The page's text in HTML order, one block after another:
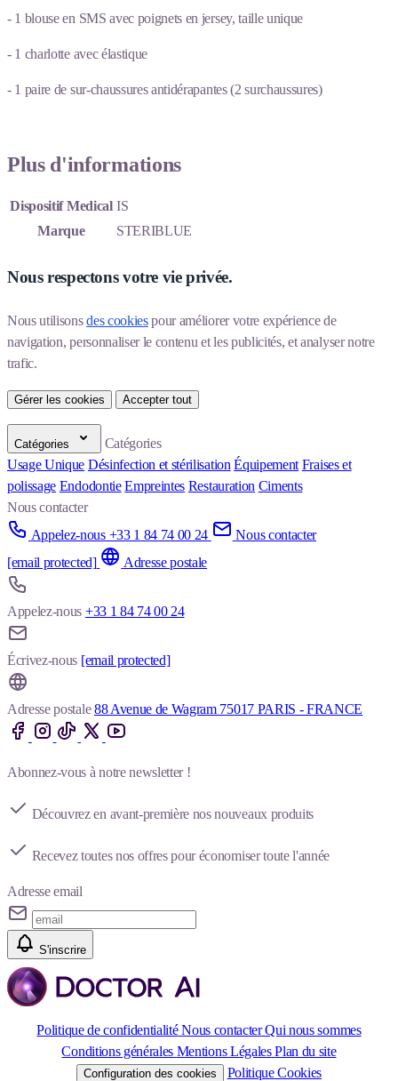
- 1 blouse en SMS avec poignets en jersey, taille unique
- 1 charlotte avec élastique
- 1 paire de sur-chaussures antidérapantes (2 surchaussures)
Plus d'informations
Dispositif Medical IS
Marque
STERIBLUE
Nous respectons votre vie privée.
Nous utilisons des cookies pour améliorer votre expérience de
navigation, personnaliser le contenu et les publicités, et analyser notre
trafic.
Gérer les cookies Accepter tout
Catégories
Catégories
Usage Unique Désinfection et stérilisation Équipement Fraises et
polissage Endodontie Empreintes Restauration Ciments
Nous contacter
Appelez-nous +33 1 84 74 00 24
Nous contacter
[email protected]
Adresse postale
Appelez-nous +33 1 84 74 00 24
Écrivez-nous [email protected]
Adresse postale 88 Avenue de Wagram 75017 PARIS - FRANCE
Abonnez-vous à notre newsletter !
Découvrez en avant-première nos nouveaux produits
Recevez toutes nos offres pour économiser toute l'année
Adresse email
S'inscrire
Politique de confidentialité Nous contacter Qui nous sommes
Conditions générales Mentions Légales Plan du site
Configuration des cookies
Politique Cookies